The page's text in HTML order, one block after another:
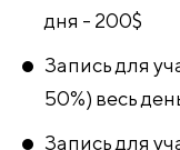
дня - 200$
Запись для
50%) весь
Запись для